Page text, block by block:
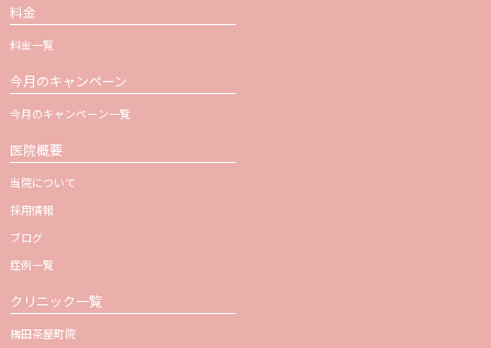
料金
料金一覧
今月のキャンペーン
今月のキャンペーン一覧
医院概要
当院について
採用情報
ブログ
症例一覧
クリニック一覧
梅田茶屋町院